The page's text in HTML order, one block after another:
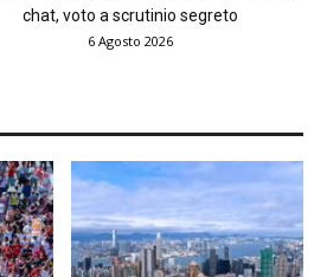
chat, voto a scrutinio segreto
6 Agosto 2026